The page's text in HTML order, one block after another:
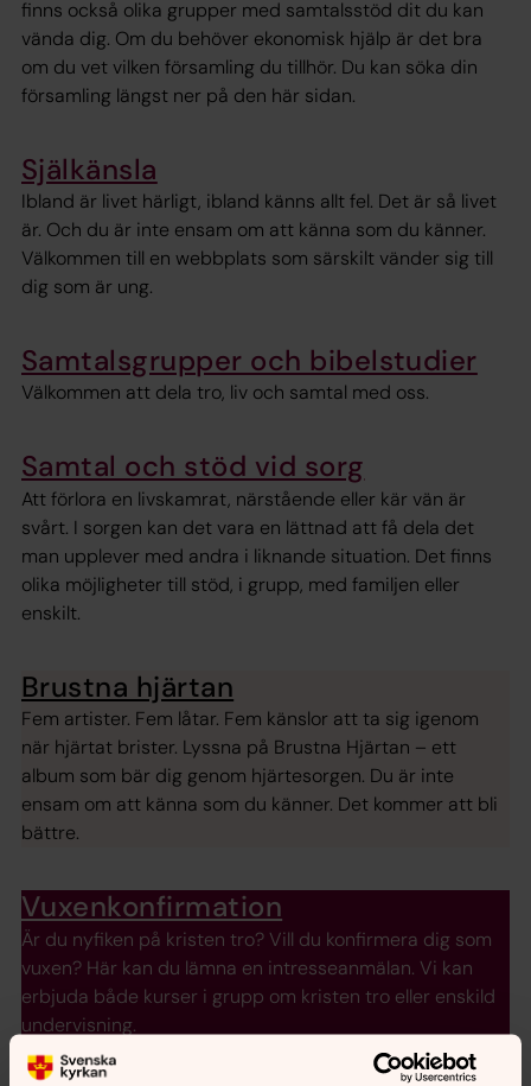
finns också olika grupper med samtalsstöd dit du kan
vända dig. Om du behöver ekonomisk hjälp är det bra
om du vet vilken församling du tillhör. Du kan söka din
församling längst ner på den här sidan.
Själkänsla
Ibland är livet härligt, ibland känns allt fel. Det är så livet
är. Och du är inte ensam om att känna som du känner.
Välkommen till en webbplats som särskilt vänder sig till
dig som är ung.
Samtalsgrupper och bibelstudier
Välkommen att dela tro, liv och samtal med oss.
Samtal och stöd vid sorg
Att förlora en livskamrat, närstående eller kär vän är
svårt. I sorgen kan det vara en lättnad att få dela det
man upplever med andra i liknande situation. Det finns
olika möjligheter till stöd, i grupp, med familjen eller
enskilt.
Brustna hjärtan
Fem artister. Fem låtar. Fem känslor att ta sig igenom
när hjärtat brister. Lyssna på Brustna Hjärtan – ett
album som bär dig genom hjärtesorgen. Du är inte
ensam om att känna som du känner. Det kommer att bli
bättre.
Vuxenkonfirmation
Är du nyfiken på kristen tro? Vill du konfirmera dig som
vuxen? Här kan du lämna en intresseanmälan. Vi kan
erbjuda både kurser i grupp om kristen tro eller enskild
undervisning.